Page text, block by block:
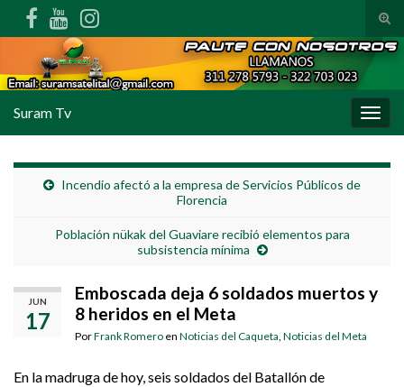
Suram Tv
Incendio afectó a la empresa de Servicios Públicos de
Florencia
Población nükak del Guaviare recibió elementos para
subsistencia mínima
JUN
17
Emboscada deja 6 soldados muertos y
8 heridos en el Meta
PorFrank Romero en Noticias del Caqueta, Noticias del Meta
En la madruga de hoy, seis soldados del Batallón de